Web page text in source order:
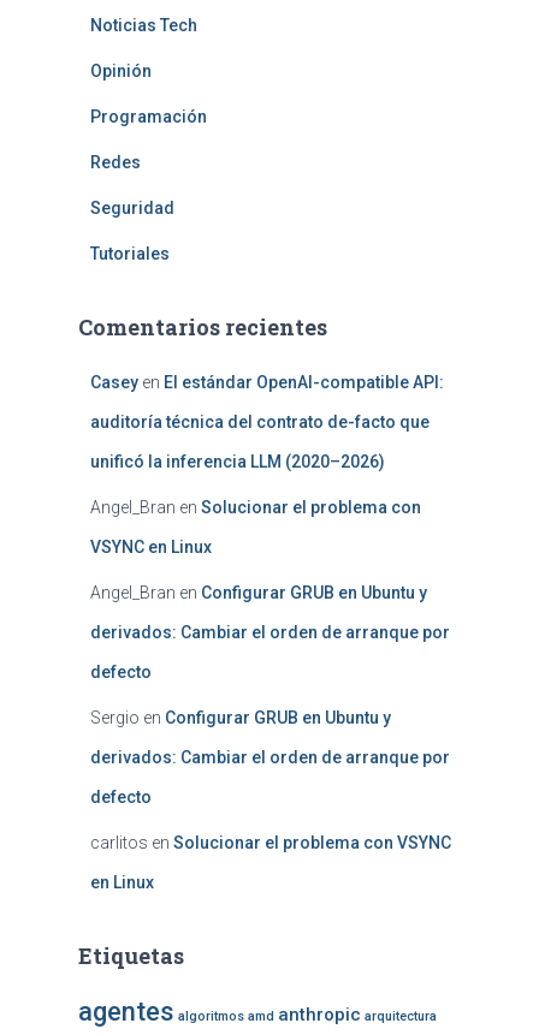
Noticias Tech
Opinión
Programación
Redes
Seguridad
Tutoriales
Comentarios recientes
Casey en El estándar OpenAI-compatible API:
auditoría técnica del contrato de-facto que
unificó la inferencia LLM (2020–2026)
Angel_Bran en Solucionar el problema con
VSYNC en Linux
Angel_Bran en Configurar GRUB en Ubuntu y
derivados: Cambiar el orden de arranque por
defecto
Sergio en Configurar GRUB en Ubuntu y
derivados: Cambiar el orden de arranque por
defecto
carlitos en Solucionar el problema con VSYNC
en Linux
Etiquetas
agentes algoritmos amd anthropic arquitectura